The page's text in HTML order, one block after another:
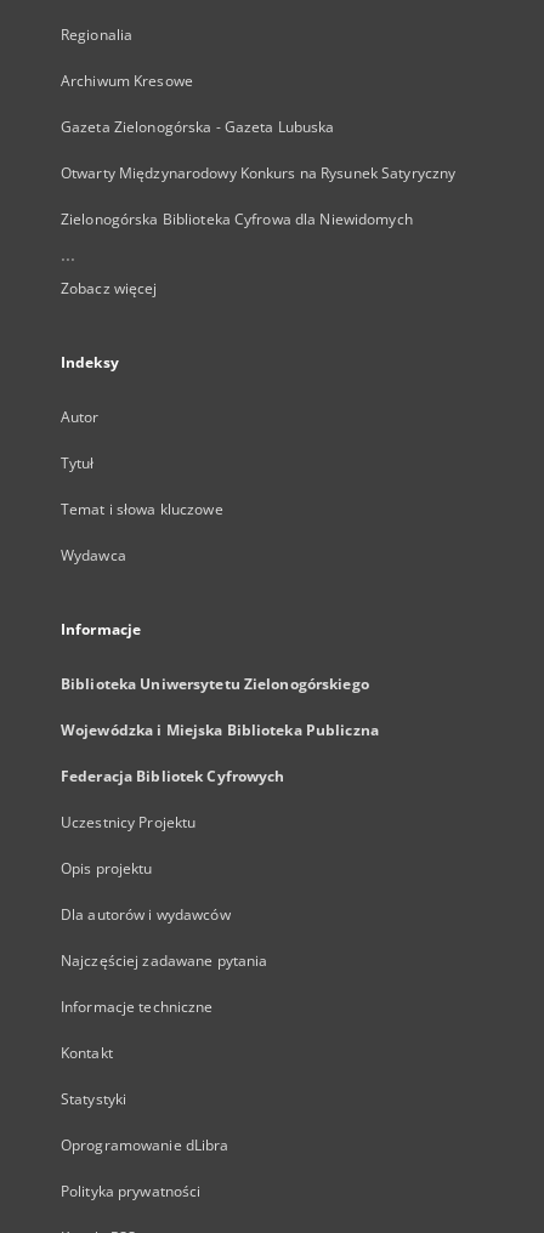
Regionalia
Archiwum Kresowe
Gazeta Zielonogórska - Gazeta Lubuska
Otwarty Międzynarodowy Konkurs na Rysunek Satyryczny
Zielonogórska Biblioteka Cyfrowa dla Niewidomych
...
Zobacz więcej
Indeksy
Autor
Tytuł
Temat i słowa kluczowe
Wydawca
Informacje
Biblioteka Uniwersytetu Zielonogórskiego
Wojewódzka i Miejska Biblioteka Publiczna
Federacja Bibliotek Cyfrowych
Uczestnicy Projektu
Opis projektu
Dla autorów i wydawców
Najczęściej zadawane pytania
Informacje techniczne
Kontakt
Statystyki
Oprogramowanie dLibra
Polityka prywatności